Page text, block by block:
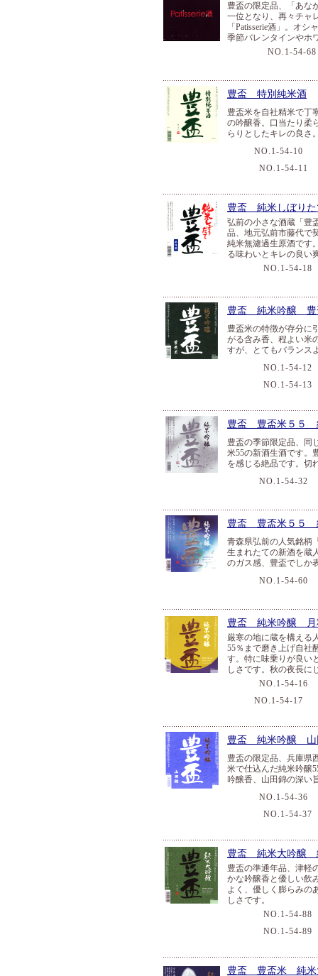
豊盃の限定品、「あな
一位となり、再々チャ
「Patisserie酒」。オ
季節バレンタインやホ
NO.1-54-68
豊盃 特別純米酒
豊盃米を自社精米で丁
の吟醸香。口当たり柔
らりとしたキレの良さ
NO.1-54-10
NO.1-54-11
豊盃 純米しぼりた
弘前の小さな酒蔵「豊
品、地元弘前市藤代で
純米無濾過生原酒です
る味わいとキレの良い
NO.1-54-18
豊盃 純米吟醸 豊
豊盃米の特徴が存分に
がる含み香、程よい米
すが、とてもバランス
NO.1-54-12
NO.1-54-13
豊盃 豊盃米５５
豊盃の季節限定品、同
米55の新酒生酒です。
を感じる絶品です。切
NO.1-54-32
豊盃 豊盃米５５
青森県弘前の人気銘柄
生まれたての新酒を蔵
のガス感、豊盃でしか
NO.1-54-60
豊盃 純米吟醸 月
厳寒の地に蔵を構える
55％まで磨き上げ自社
す。特に味乗りが良い
しさです。秋の夜長に
NO.1-54-16
NO.1-54-17
豊盃 純米吟醸 山
豊盃の限定品、兵庫県
米で仕込んだ純米吟醸
吟醸香、山田錦の深い
NO.1-54-36
NO.1-54-37
豊盃 純米大吟醸
豊盃の準通年品、津軽
かな吟醸香と優しい飲
よく、優しく膨らみの
しさです。
NO.1-54-88
NO.1-54-89
豊盃 豊盃米 純米